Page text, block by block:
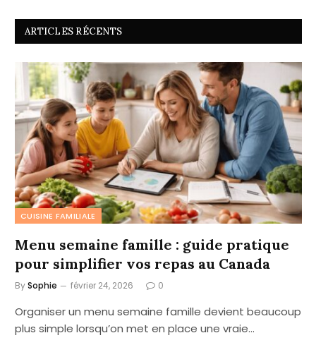
ARTICLES RÉCENTS
CUISINE FAMILIALE
Menu semaine famille : guide pratique
pour simplifier vos repas au Canada
BySophie février 24, 2026 0
Organiser un menu semaine famille devient beaucoup
plus simple lorsqu’on met en place une vraie…